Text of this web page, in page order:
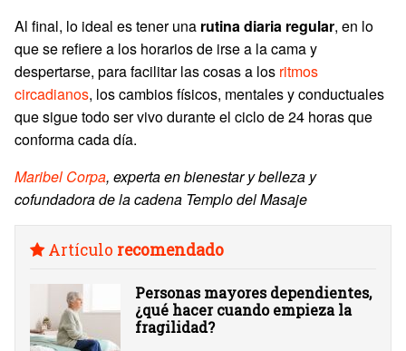
Al final, lo ideal es tener una rutina diaria regular, en lo
que se refiere a los horarios de irse a la cama y
despertarse, para facilitar las cosas a los ritmos
circadianos, los cambios físicos, mentales y conductuales
que sigue todo ser vivo durante el ciclo de 24 horas que
conforma cada día.
Maribel Corpa, experta en bienestar y belleza y
cofundadora de la cadena Templo del Masaje
Artículo recomendado
Personas mayores dependientes,
¿qué hacer cuando empieza la
fragilidad?